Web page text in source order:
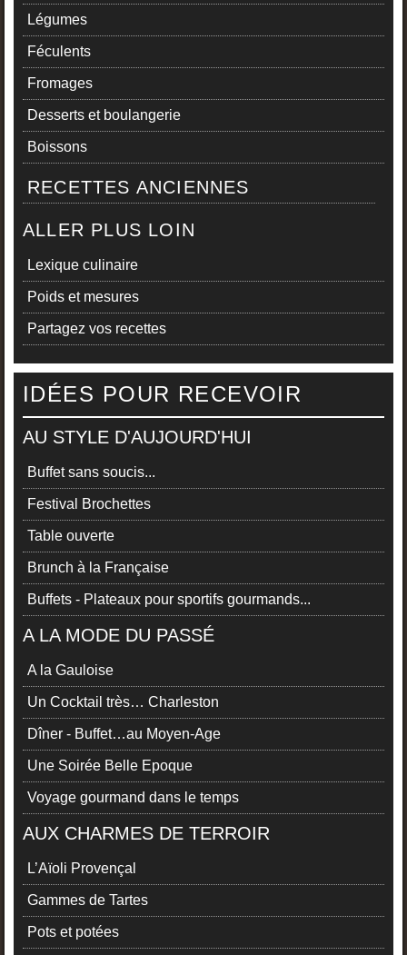
Légumes
Féculents
Fromages
Desserts et boulangerie
Boissons
RECETTES ANCIENNES
ALLER PLUS LOIN
Lexique culinaire
Poids et mesures
Partagez vos recettes
IDÉES POUR RECEVOIR
AU STYLE D'AUJOURD'HUI
Buffet sans soucis...
Festival Brochettes
Table ouverte
Brunch à la Française
Buffets - Plateaux pour sportifs gourmands...
A LA MODE DU PASSÉ
A la Gauloise
Un Cocktail très… Charleston
Dîner - Buffet…au Moyen-Age
Une Soirée Belle Epoque
Voyage gourmand dans le temps
AUX CHARMES DE TERROIR
L’Aïoli Provençal
Gammes de Tartes
Pots et potées